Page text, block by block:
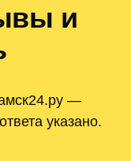
и
—
указано.